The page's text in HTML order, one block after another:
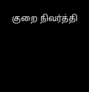
குறை நிவர்த்தி